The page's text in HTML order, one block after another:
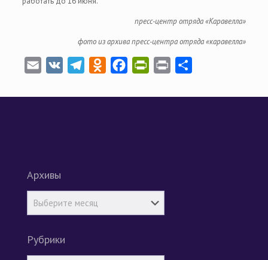
пресс-центр отряда «Каравелла»
фото из архива пресс-центра отряда «каравелла»
Email VK TelegramOdnoklassniki
FacebookPrintFriendly
Print
Архивы
Рубрики